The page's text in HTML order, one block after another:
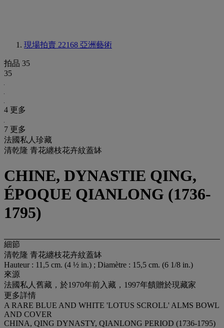
現場拍賣 22168 亞洲藝術
拍品 35
35
4 更多
7 更多
法國私人珍藏
清乾隆 青花纏枝花卉紋蓋缽
CHINE, DYNASTIE QING,
ÉPOQUE QIANLONG (1736-
1795)
細節
清乾隆 青花纏枝花卉紋蓋缽
Hauteur : 11,5 cm. (4 ½ in.) ; Diamètre : 15,5 cm. (6 1/8 in.)
來源
法國私人舊藏，於1970年前入藏，1997年饋贈於現藏家
更多詳情
A RARE BLUE AND WHITE 'LOTUS SCROLL' ALMS BOWL
AND COVER
CHINA, QING DYNASTY, QIANLONG PERIOD (1736-1795)